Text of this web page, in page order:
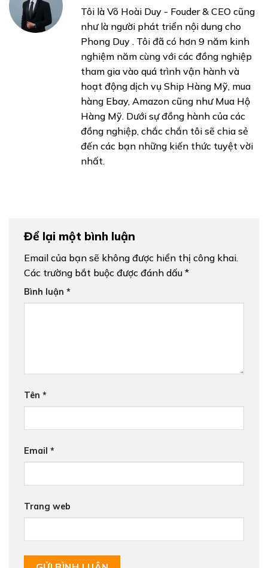
Tôi là Võ Hoài Duy - Fouder & CEO cũng
như là người phát triển nội dung cho
Phong Duy . Tôi đã có hơn 9 năm kinh
nghiệm năm cùng với các đồng nghiệp
tham gia vào quá trình vận hành và
hoạt động dịch vụ Ship Hàng Mỹ, mua
hàng Ebay, Amazon cũng như Mua Hộ
Hàng Mỹ. Dưới sự đồng hành của các
đồng nghiệp, chắc chắn tôi sẽ chia sẻ
đến các bạn những kiến thức tuyệt vời
nhất.
Để lại một bình luận
Email của bạn sẽ không được hiển thị công khai.
Các trường bắt buộc được đánh dấu *
Bình luận *
Tên *
Email *
Trang web